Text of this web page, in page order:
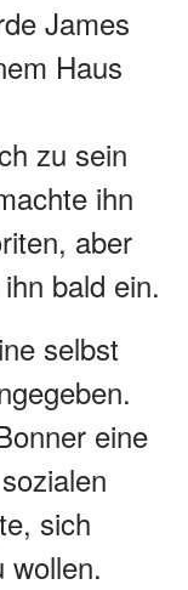
James
Haus
zu sein
ihn
aber
bald ein.
selbst
eine
sich
wollen.